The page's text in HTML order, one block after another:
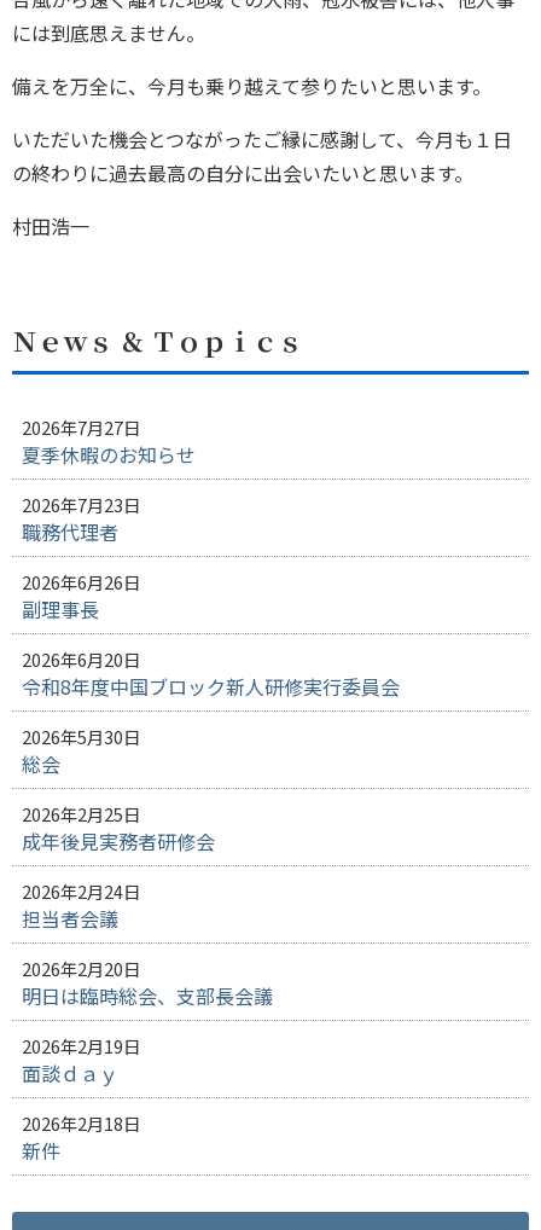
には到底思えません。
備えを万全に、今月も乗り越えて参りたいと思います。
いただいた機会とつながったご縁に感謝して、今月も１日
の終わりに過去最高の自分に出会いたいと思います。
村田浩一
Ｎｅｗｓ ＆ Ｔｏｐｉｃｓ
2026年7月27日
夏季休暇のお知らせ
2026年7月23日
職務代理者
2026年6月26日
副理事長
2026年6月20日
令和8年度中国ブロック新人研修実行委員会
2026年5月30日
総会
2026年2月25日
成年後見実務者研修会
2026年2月24日
担当者会議
2026年2月20日
明日は臨時総会、支部長会議
2026年2月19日
面談ｄａｙ
2026年2月18日
新件